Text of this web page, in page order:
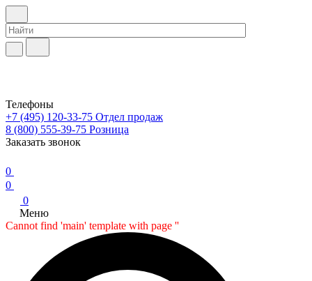
Телефоны
+7 (495) 120-33-75 Отдел продаж
8 (800) 555-39-75 Розница
Заказать звонок
0
0
0
Меню
Cannot find 'main' template with page ''